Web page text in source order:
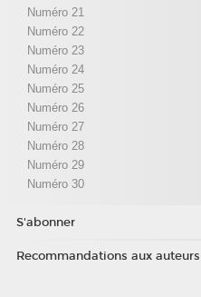
Numéro 21
Numéro 22
Numéro 23
Numéro 24
Numéro 25
Numéro 26
Numéro 27
Numéro 28
Numéro 29
Numéro 30
S'abonner
Recommandations aux auteurs